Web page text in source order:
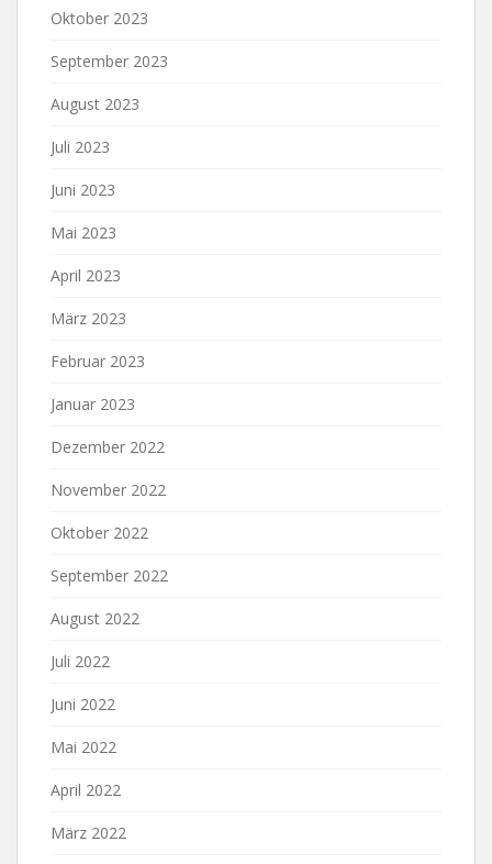
Oktober 2023
September 2023
August 2023
Juli 2023
Juni 2023
Mai 2023
April 2023
März 2023
Februar 2023
Januar 2023
Dezember 2022
November 2022
Oktober 2022
September 2022
August 2022
Juli 2022
Juni 2022
Mai 2022
April 2022
März 2022